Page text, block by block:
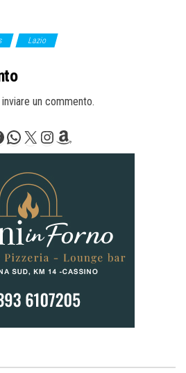
Lazio
un commento.
WhatsApp
X Instagram
Amazon